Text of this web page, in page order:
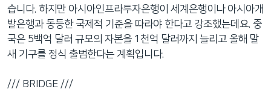
습니다. 하지만 아시아인프라투자은행이 세계은행이나 아시아개
발은행과 동등한 국제적 기준을 따라야 한다고 강조했는데요. 중
국은 5백억 달러 규모의 자본을 1천억 달러까지 늘리고 올해 말
새 기구를 정식 출범한다는 계획입니다.
/// BRIDGE ///